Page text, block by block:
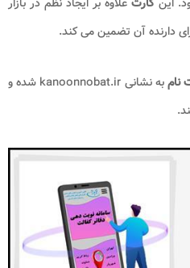
دارنده آن تضمین می کند.
نام
به نشانی kanoonnobat.ir شده و